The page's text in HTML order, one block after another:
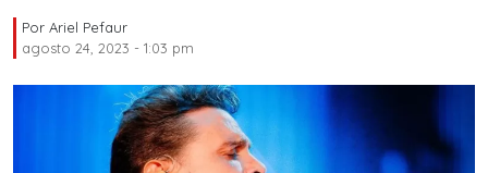
Por Ariel Pefaur
agosto 24, 2023 - 1:03 pm